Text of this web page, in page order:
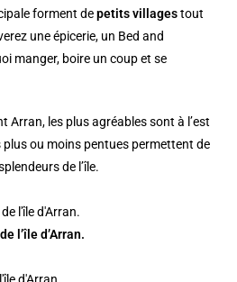
forment depetits villagestout
une épicerie, un Bed and
manger, boire un coup et se
Arran, les plus agréables sont à l’est
plus ou moins pentues permettent de
de l’île.
l’île d’Arran.